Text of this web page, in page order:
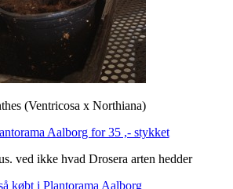
(Ventricosa x Northiana)
ved ikke hvad Drosera arten hedder